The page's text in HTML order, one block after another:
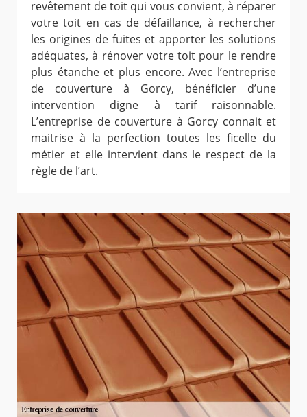
revêtement de toit qui vous convient, à réparer
votre toit en cas de défaillance, à rechercher
les origines de fuites et apporter les solutions
adéquates, à rénover votre toit pour le rendre
plus étanche et plus encore. Avec l’entreprise
de couverture à Gorcy, bénéficier d’une
intervention digne à tarif raisonnable.
L’entreprise de couverture à Gorcy connait et
maitrise à la perfection toutes les ficelle du
métier et elle intervient dans le respect de la
règle de l’art.